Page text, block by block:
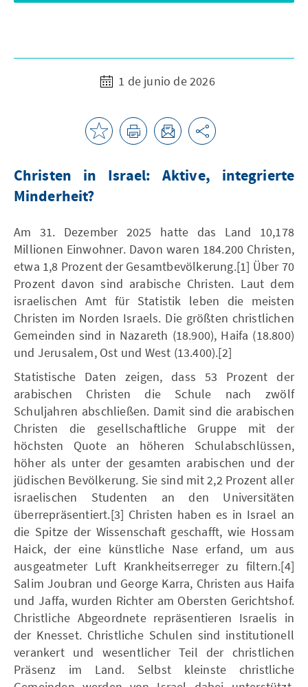
1 de junio de 2026
Christen in Israel: Aktive, integrierte
Minderheit?
Am 31. Dezember 2025 hatte das Land 10,178
Millionen Einwohner. Davon waren 184.200 Christen,
etwa 1,8 Prozent der Gesamtbevölkerung.[1] Über 70
Prozent davon sind arabische Christen. Laut dem
israelischen Amt für Statistik leben die meisten
Christen im Norden Israels. Die größten christlichen
Gemeinden sind in Nazareth (18.900), Haifa (18.800)
und Jerusalem, Ost und West (13.400).[2]
Statistische Daten zeigen, dass 53 Prozent der
arabischen Christen die Schule nach zwölf
Schuljahren abschließen. Damit sind die arabischen
Christen die gesellschaftliche Gruppe mit der
höchsten Quote an höheren Schulabschlüssen,
höher als unter der gesamten arabischen und der
jüdischen Bevölkerung. Sie sind mit 2,2 Prozent aller
israelischen Studenten an den Universitäten
überrepräsentiert.[3] Christen haben es in Israel an
die Spitze der Wissenschaft geschafft, wie Hossam
Haick, der eine künstliche Nase erfand, um aus
ausgeatmeter Luft Krankheitserreger zu filtern.[4]
Salim Joubran und George Karra, Christen aus Haifa
und Jaffa, wurden Richter am Obersten Gerichtshof.
Christliche Abgeordnete repräsentieren Israelis in
der Knesset. Christliche Schulen sind institutionell
verankert und wesentlicher Teil der christlichen
Präsenz im Land. Selbst kleinste christliche